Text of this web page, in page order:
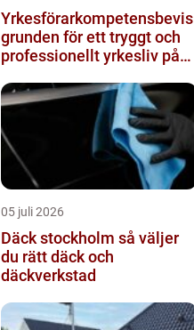
Yrkesförarkompetensbevis
grunden för ett tryggt och
professionellt yrkesliv på
05 juli 2026
Däck stockholm så väljer
du rätt däck och
däckverkstad